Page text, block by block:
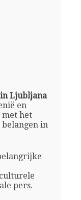
Ljubljana
en
met het
in
pers.